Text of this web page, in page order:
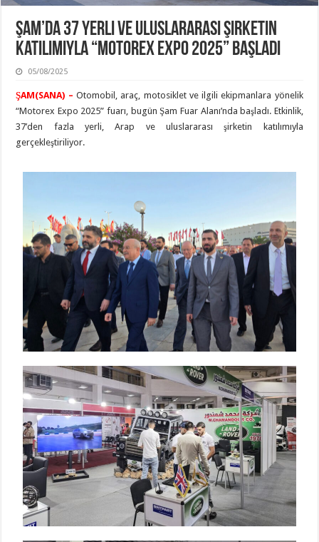
Şam’da 37 Yerli ve Uluslararası Şirketin
Katılımıyla “Motorex Expo 2025” Başladı
05/08/2025
ŞAM(SANA) – Otomobil, araç, motosiklet ve ilgili ekipmanlara yönelik
“Motorex Expo 2025” fuarı, bugün Şam Fuar Alanı’nda başladı. Etkinlik,
37’den fazla yerli, Arap ve uluslararası şirketin katılımıyla
gerçekleştiriliyor.